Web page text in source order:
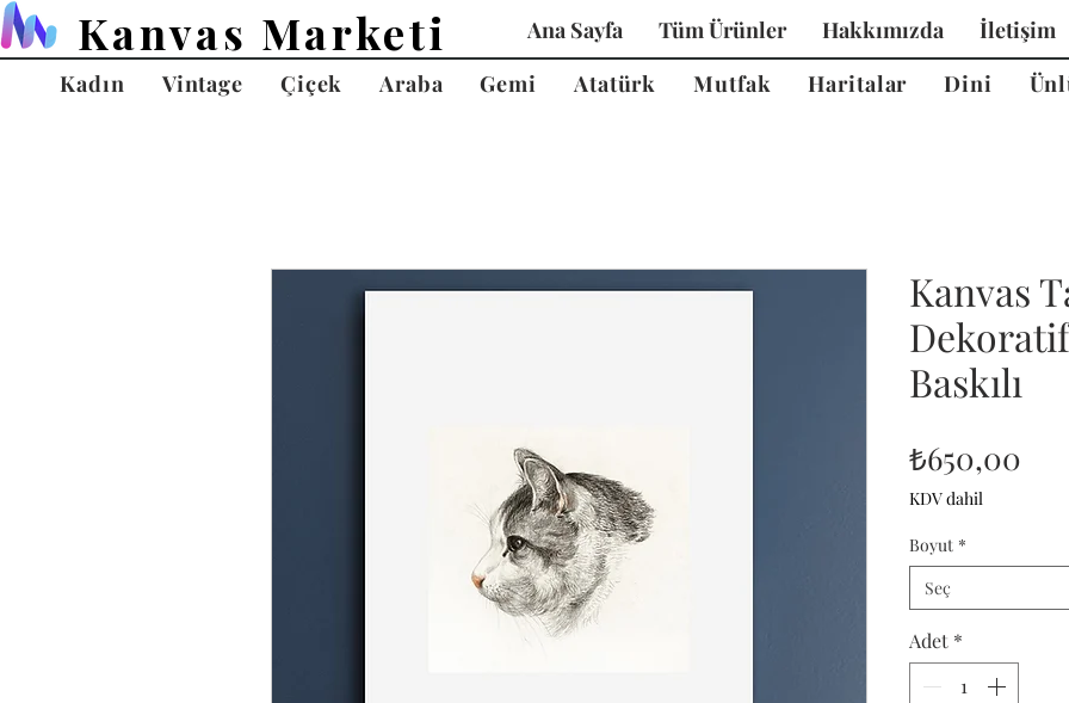
Kanvas Marketi Ana Sayfa Tüm Ürünler Hakkımızda İletişim
Kadın
Vintage Çiçek Araba Gemi Atatürk Mutfak Haritalar Dini
Kanvas
Baskılı
₺650,00
KDV dahil
Boyut *
Seç
Adet *